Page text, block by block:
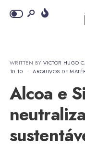
WRITTEN BY VICTOR HUGO
10:10 • ARQUIVOS DE
Alcoa e